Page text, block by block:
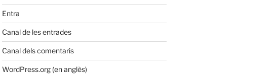
Entra
Canal de les entrades
Canal dels comentaris
WordPress.org (en anglès)